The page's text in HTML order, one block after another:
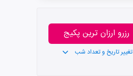
رزرو ارزان ترین پکیج
تغییر تاریخ و تعداد شب